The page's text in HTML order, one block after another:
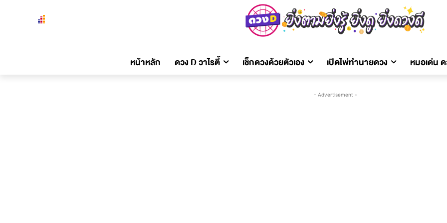
หน้าหลัก ดวง D วาไรตี้ เช็กดวงด้วยตัวเอง เปิดไพ่ทำนายดวง หมอเด่น
- Advertisement -